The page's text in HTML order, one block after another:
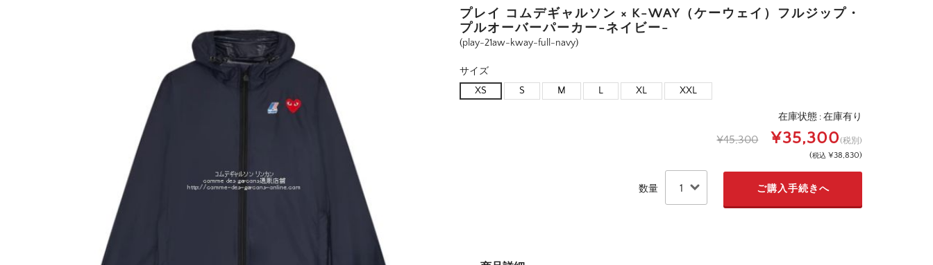
プレイ コムデギャルソン × K-WAY（ケーウェイ）フルジップ・
プルオーバーパーカー-ネイビー-
(play-21aw-kway-full-navy)
サイズ
XS
S M L XL XXL
在庫状態 :在庫有り
¥45,300 ¥35,300(税別)
(税込 ¥38,830)
数量